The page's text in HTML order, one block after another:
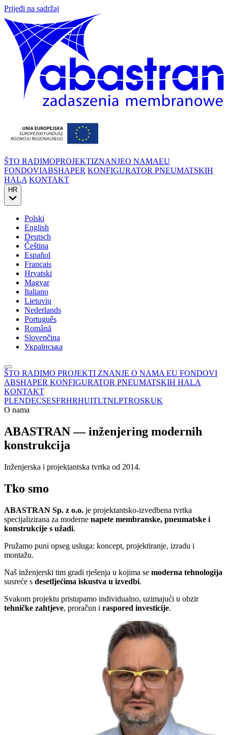
Prijeđi na sadržaj
ŠTO RADIMOPROJEKTIZNANJEO NAMAEU
FONDOVIABSHAPER KONFIGURATOR PNEUMATSKIH
HALA KONTAKT
HR
Polski
English
Deutsch
Čeština
Español
Français
Hrvatski
Magyar
Italiano
Lietuvių
Nederlands
Português
Română
Slovenčina
Українська
ŠTO RADIMO PROJEKTI ZNANJE O NAMA EU FONDOVI
ABSHAPER KONFIGURATOR PNEUMATSKIH HALA
KONTAKT
PLENDECSESFRHRHUITLTNLPTROSKUK
O nama
ABASTRAN — inženjering modernih
konstrukcija
Inženjerska i projektantska tvrtka od 2014.
Tko smo
ABASTRAN Sp. z o.o. je projektantsko-izvedbena tvrtka
specijalizirana za moderne napete membranske, pneumatske i
konstrukcije s užadi.
Pružamo puni opseg usluga: koncept, projektiranje, izradu i
montažu.
Naš inženjerski tim gradi rješenja u kojima se moderna tehnologija
susreće s desetljećima iskustva u izvedbi.
Svakom projektu pristupamo individualno, uzimajući u obzir
tehničke zahtjeve, proračun i raspored investicije.